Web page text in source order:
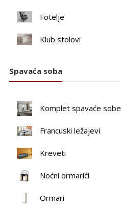
Fotelje
Klub stolovi
Spavaća soba
Komplet spavaće sobe
Francuski ležajevi
Kreveti
Noćni ormarići
Ormari